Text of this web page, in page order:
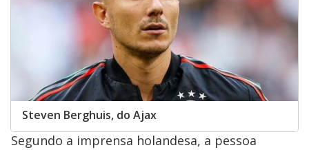
Steven Berghuis, do Ajax
Segundo a imprensa holandesa, a pessoa